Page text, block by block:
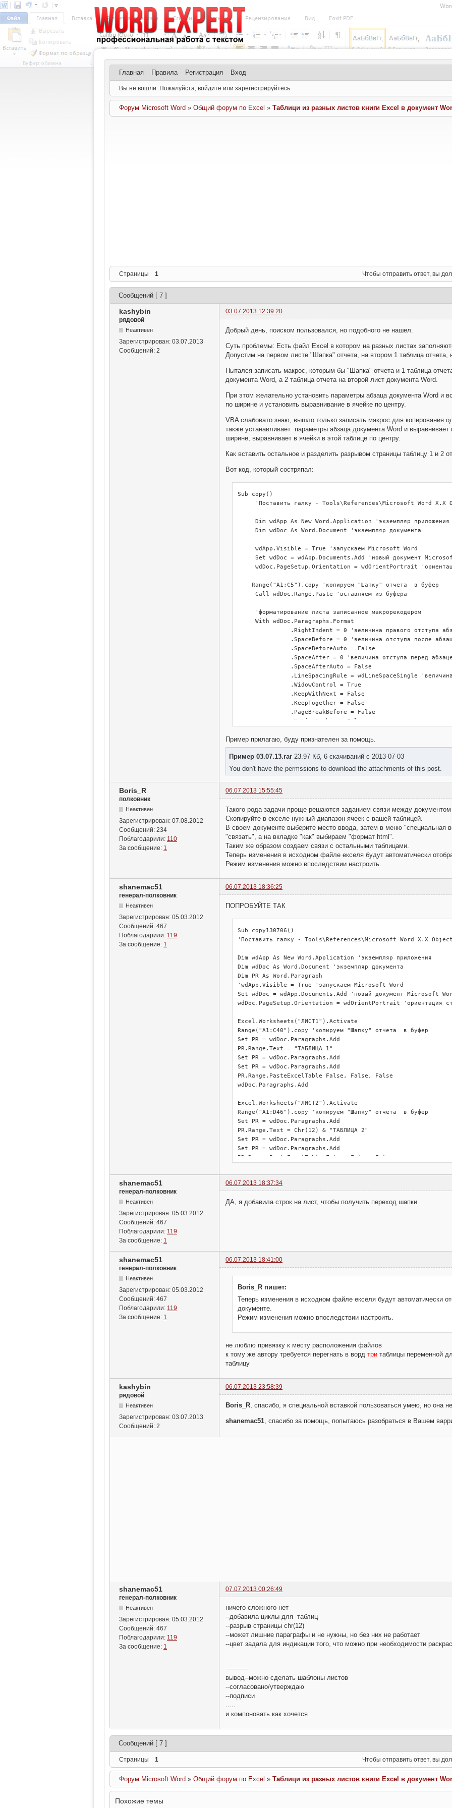
Главная Правила Регистрация Вход
Вы не вошли. Пожалуйста, войдите или зарегистрируйтесь.
Форум Microsoft Word »Общий форум по Excel »Таблици из разных листов книги Excel в документ
Страницы 1 Чтобы отправить ответ, вы
Сообщений [ 7 ]
kashybin
03.07.2013 12:39:20
рядовой
Неактивен
Зарегистрирован: 03.07.2013
Сообщений: 2
Добрый день, поиском пользовался, но подобного не нашел.
Суть проблемы: Есть файл Excel в котором на разных листах
Допустим на первом листе "Шапка" отчета, на втором 1 таблица отчета,
Пытался записать макрос, которым бы "Шапка" отчета и 1 таблица
документа Word, а 2 таблица отчета на второй лист документа Word.
При этом желательно установить параметры абзаца документа Word и
по ширине и установить выравнивание в ячейке по центру.
VBA слабовато знаю, вышло только записать макрос для копирования
также устанавливает параметры абзаца документа Word и
ширине, выравнивает в ячейки в этой таблице по центру.
Как вставить остальное и разделить разрывом страницы таблицу 1 и 2
Вот код, который состряпал:
Sub copy()
'Поставить галку - Tools\References\Microsoft Word X.X
     Dim wdApp As New Word.Application 'экземпляр приложения
     Dim wdDoc As Word.Document 'экземпляр документа
     wdApp.Visible = True 'запускаем Microsoft Word
Set wdDoc = wdApp.Documents.Add 'новый документ
wdDoc.PageSetup.Orientation = wdOrientPortrait
    Range("A1:C5").copy 'копируем "Шапку" отчета  в буфер
     Call wdDoc.Range.Paste 'вставляем из буфера
     'форматирование листа записанное макрорекодером
     With wdDoc.Paragraphs.Format
.RightIndent = 0 'величина правого отступа
.SpaceBefore = 0 'величина отступа после
               .SpaceBeforeAuto = False
.SpaceAfter = 0 'величина отступа перед
               .SpaceAfterAuto = False
.LineSpacingRule = wdLineSpaceSingle
               .WidowControl = True
               .KeepWithNext = False
               .KeepTogether = False
               .PageBreakBefore = False
               .NoLineNumber = False
.FirstLineIndent = 0 'отступ первой строки в
               .OutlineLevel = wdOutlineLevelBodyText
               .CharacterUnitLeftIndent = 0
               .CharacterUnitRightIndent = 0
               .CharacterUnitFirstLineIndent = 0
               .LineUnitBefore = 0
               .LineUnitAfter = 0
               .TextboxTightWrap = wdTightNone
     End With
' форматирование вставленной таблици записанное
     With wdDoc.Tables(1)
.AutoFitBehavior (wdAutoFitWindow) 'автоматический
        .Rows.HeightRule = wdRowHeightAtLeast
.Range.Cells.VerticalAlignment =
     End With
     wdApp.Activate 'активируем окно Microsoft Word
End Sub
Пример прилагаю, буду признателен за помощь.
Пример 03.07.13.rar 23.97 Кб, 6 скачиваний с 2013-07-03
You don't have the permssions to download the attachments of this post.
Boris_R
06.07.2013 15:55:45
полковник
Неактивен
Зарегистрирован: 07.08.2012
Сообщений: 234
Поблагодарили: 110
За сообщение: 1
Такого рода задачи проще решаются заданием связи между документом
Скопируйте в екселе нужный диапазон ячеек с вашей таблицей.
В своем документе выберите место ввода, затем в меню "специальная
"связать", а на вкладке "как" выбираем "формат html".
Таким же образом создаем связи с остальными таблицами.
Теперь изменения в исходном файле екселя будут автоматически
Режим изменения можно впоследствии настроить.
shanemac51
06.07.2013 18:36:25
генерал-полковник
Неактивен
Зарегистрирован: 05.03.2012
Сообщений: 467
Поблагодарили: 119
За сообщение: 1
ПОПРОБУЙТЕ ТАК
Sub copy130706()
'Поставить галку - Tools\References\Microsoft Word X.X
Dim wdApp As New Word.Application 'экземпляр приложения
Dim wdDoc As Word.Document 'экземпляр документа
Dim PR As Word.Paragraph
'wdApp.Visible = True 'запускаем Microsoft Word
Set wdDoc = wdApp.Documents.Add 'новый документ Microsoft
wdDoc.PageSetup.Orientation = wdOrientPortrait 'ориентация
Excel.Worksheets("ЛИСТ1").Activate
Range("A1:C40").copy 'копируем "Шапку" отчета  в буфер
Set PR = wdDoc.Paragraphs.Add
PR.Range.Text = "ТАБЛИЦА 1"
Set PR = wdDoc.Paragraphs.Add
Set PR = wdDoc.Paragraphs.Add
PR.Range.PasteExcelTable False, False, False
wdDoc.Paragraphs.Add
Excel.Worksheets("ЛИСТ2").Activate
Range("A1:D46").copy 'копируем "Шапку" отчета  в буфер
Set PR = wdDoc.Paragraphs.Add
PR.Range.Text = Chr(12) & "ТАБЛИЦА 2"
Set PR = wdDoc.Paragraphs.Add
Set PR = wdDoc.Paragraphs.Add
PR.Range.PasteExcelTable False, False, False
Excel.Worksheets("ЛИСТ3").Activate
Set PR = wdDoc.Paragraphs.Add
'форматирование листа записанное макрорекодером
With wdDoc.Paragraphs.Format
      .LeftIndent = 0
.SpaceBefore = 0 'величина отступа после абзаца (в
      .SpaceBeforeAuto = False
.SpaceAfter = 0 'величина отступа перед абзацем (в
      .WidowControl = True
      .KeepWithNext = False
      .PageBreakBefore = False
      .NoLineNumber = False
      .Hyphenation = True
      .OutlineLevel = wdOutlineLevelBodyText
      .CharacterUnitRightIndent = 0
'CentimetersToPoints(0.4) 'высота строки
End With
With wdDoc.Tables(2)
.AutoFitBehavior (wdAutoFitWindow) 'автоматический подбор
.Rows.HeightRule = wdRowHeightAtLeast
.Rows(1).HeadingFormat = True
.Range.Cells.VerticalAlignment = wdCellAlignVerticalCenter
.Rows.Height = 10 * 72 / 25.4
wdApp.Activate 'активируем окно Microsoft Word
shanemac51
06.07.2013 18:37:34
генерал-полковник
Неактивен
Зарегистрирован: 05.03.2012
Сообщений: 467
Поблагодарили: 119
За сообщение: 1
ДА, я добавила строк на лист, чтобы получить переход шапки
shanemac51
06.07.2013 18:41:00
генерал-полковник
Неактивен
Зарегистрирован: 05.03.2012
Сообщений: 467
Поблагодарили: 119
За сообщение: 1
Boris_R пишет:
Теперь изменения в исходном файле екселя будут автоматически
документе.
Режим изменения можно впоследствии настроить.
не люблю привязку к месту расположения файлов
к тому же автору требуется перегнать в ворд три таблицы переменной
таблицу
kashybin
06.07.2013 23:58:39
рядовой
Неактивен
Зарегистрирован: 03.07.2013
Сообщений: 2
Boris_R, спасибо, я специальной вставкой пользоваться умею, но она
shanemac51, спасибо за помощь, попытаюсь разобраться в Вашем
shanemac51
07.07.2013 00:26:49
генерал-полковник
Неактивен
Зарегистрирован: 05.03.2012
Сообщений: 467
Поблагодарили: 119
За сообщение: 1
ничего сложного нет
--добавила циклы для таблиц
--разрыв страницы chr(12)
--может лишние параграфы и не нужны, но без них не работает
--цвет задала для индикации того, что можно при необходимости
-----------
вывод--можно сделать шаблоны листов
--согласовано/утверждаю
--подписи
.....
и компоновать как хочется
Сообщений [ 7 ]
Страницы 1 Чтобы отправить ответ, вы
Форум Microsoft Word »Общий форум по Excel »Таблици из разных листов книги Excel в документ
Похожие темы